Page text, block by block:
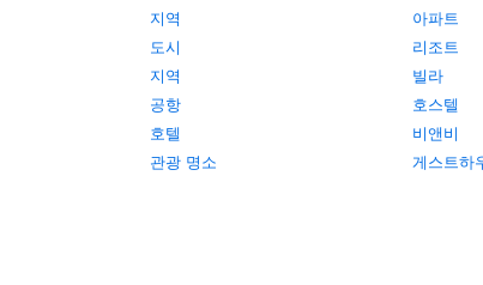
지역
도시
지역
공항
호텔
관광 명소
아파트
리조트
빌라
호스텔
비앤비
게스트하